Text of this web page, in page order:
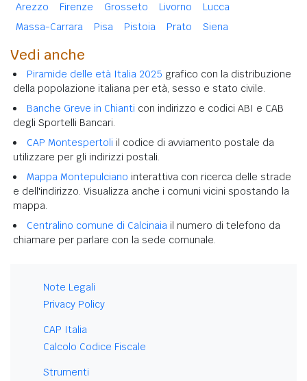
Arezzo Firenze Grosseto Livorno
Lucca
Massa-Carrara
Pisa Pistoia Prato Siena
Vedi anche
Piramide delle età Italia 2025 grafico con la distribuzione
della popolazione italiana per età, sesso e stato civile.
Banche Greve in Chianti con indirizzo e codici ABI e CAB
degli Sportelli Bancari.
CAP Montespertoli il codice di avviamento postale da
utilizzare per gli indirizzi postali.
Mappa Montepulciano interattiva con ricerca delle strade
e dell'indirizzo. Visualizza anche i comuni vicini spostando la
mappa.
Centralino comune di Calcinaia il numero di telefono da
chiamare per parlare con la sede comunale.
Note Legali
Privacy Policy
CAP Italia
Calcolo Codice Fiscale
Strumenti